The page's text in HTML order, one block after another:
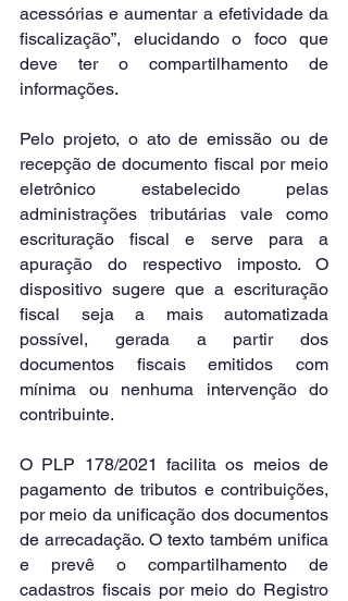
acessórias e aumentar a efetividade da
fiscalização”, elucidando o foco que
deve ter o compartilhamento de
informações.
Pelo projeto, o ato de emissão ou de
recepção de documento fiscal por meio
eletrônico estabelecido pelas
administrações tributárias vale como
escrituração fiscal e serve para a
apuração do respectivo imposto. O
dispositivo sugere que a escrituração
fiscal seja a mais automatizada
possível, gerada a partir dos
documentos fiscais emitidos com
mínima ou nenhuma intervenção do
contribuinte.
O PLP 178/2021 facilita os meios de
pagamento de tributos e contribuições,
por meio da unificação dos documentos
de arrecadação. O texto também unifica
e prevê o compartilhamento de
cadastros fiscais por meio do Registro